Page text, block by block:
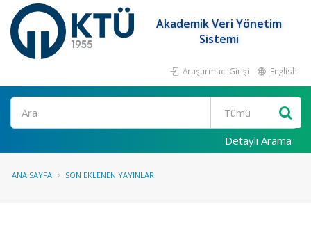
Akademik Veri Yönetim
Sistemi
Araştırmacı Girişi English
Ara
Detaylı Arama
ANA SAYFA SON EKLENEN YAYINLAR